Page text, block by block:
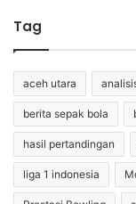
Tag
aceh utara
berita sepak bola
hasil pertandingan
liga 1 indonesia